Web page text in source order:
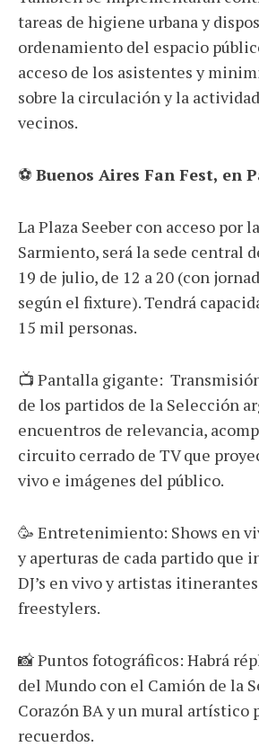
tareas de higiene urbana y
ordenamiento del espacio
acceso de los asistentes y
sobre la circulación y la
vecinos.
⚽ Buenos Aires Fan Fest, en
La Plaza Seeber con acceso por
Sarmiento, será la sede central
19 de julio, de 12 a 20 (con
según el fixture). Tendrá
15 mil personas.
📺 Pantalla gigante:
de los partidos de la Selección
encuentros de relevancia,
circuito cerrado de TV que
vivo e imágenes del público.
🥳 Entretenimiento: Shows en
y aperturas de cada partido que
DJ’s en vivo y artistas
freestylers.
📸 Puntos fotográficos: Habrá
del Mundo con el Camión de la
Corazón BA y un mural artístico
recuerdos.